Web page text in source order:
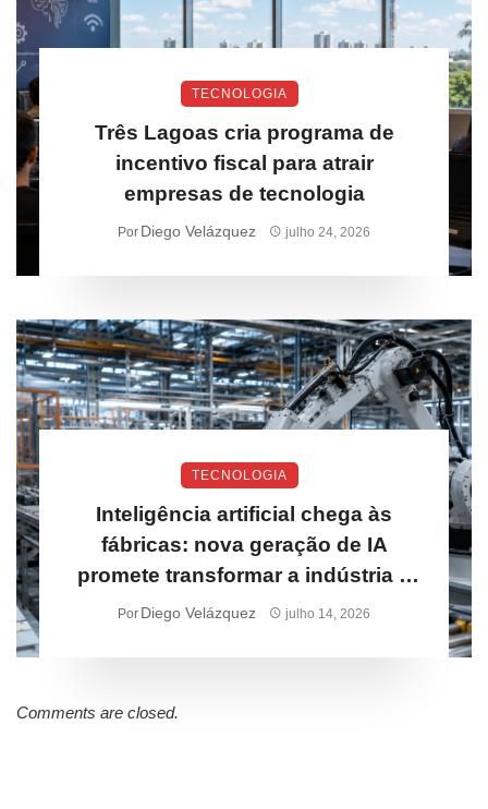
TECNOLOGIA
Três Lagoas cria programa de
incentivo fiscal para atrair
empresas de tecnologia
Por Diego Velázquez julho 24, 2026
TECNOLOGIA
Inteligência artificial chega às
fábricas: nova geração de IA
promete transformar a indústria e
pode acelerar inovação em Três
Por Diego Velázquez julho 14, 2026
Comments are closed.